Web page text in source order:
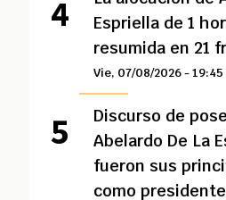
Espriella de 1
resumida en 21
Vie, 07/08/2026 - 19:45
Discurso de
Abelardo De La
fueron sus
como presidente